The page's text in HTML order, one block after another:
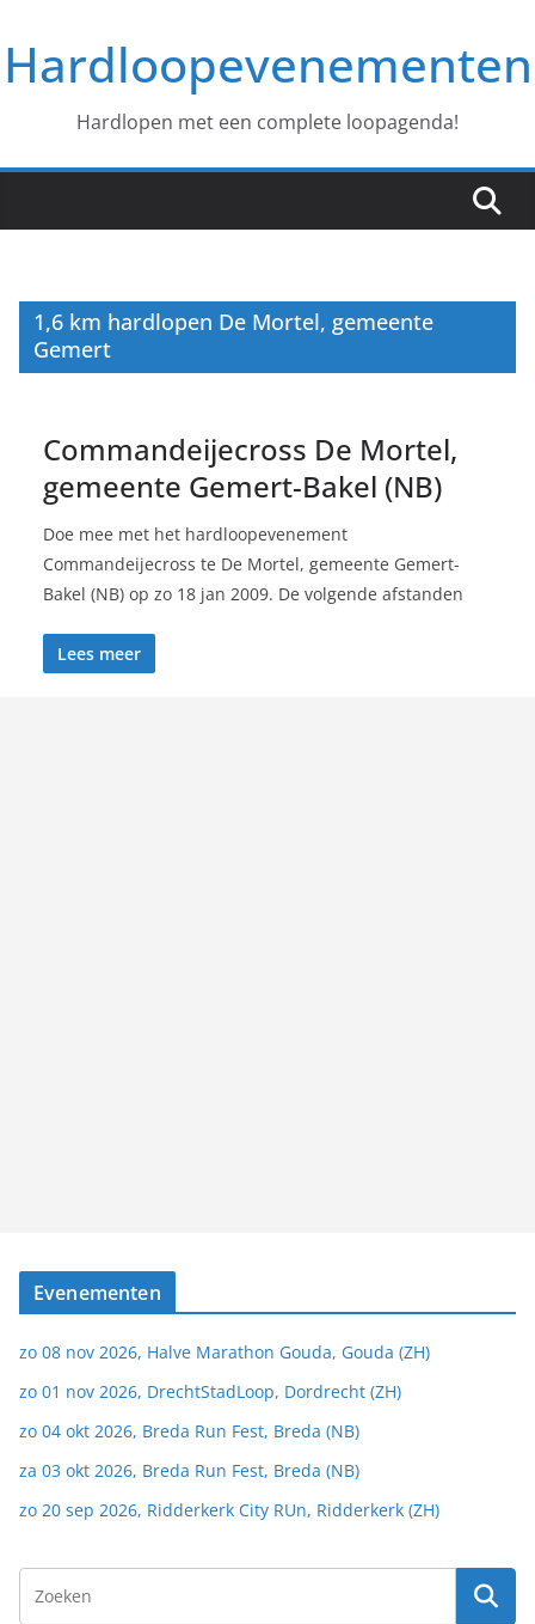
naar
deHardloopevenementen
Hardlopen met een complete loopagenda!
1,6 km hardlopen De Mortel, gemeente
Gemert
Commandeijecross De Mortel,
gemeente Gemert-Bakel (NB)
Doe mee met het hardloopevenement
Commandeijecross te De Mortel, gemeente Gemert-
Bakel (NB) op zo 18 jan 2009. De volgende afstanden
Lees meer
Evenementen
zo 08 nov 2026, Halve Marathon Gouda, Gouda (ZH)
zo 01 nov 2026, DrechtStadLoop, Dordrecht (ZH)
zo 04 okt 2026, Breda Run Fest, Breda (NB)
za 03 okt 2026, Breda Run Fest, Breda (NB)
zo 20 sep 2026, Ridderkerk City RUn, Ridderkerk (ZH)